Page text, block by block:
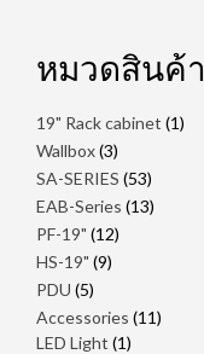
หมวดสินค้า
19" Rack cabinet 11
Wallbox 33
สินค้า
SA-SERIES 5353
สินค้า
EAB-Series 1313
PF-19" 1212
HS-19" 99
PDU 55
สินค้า
Accessories 1111
LED Light 11